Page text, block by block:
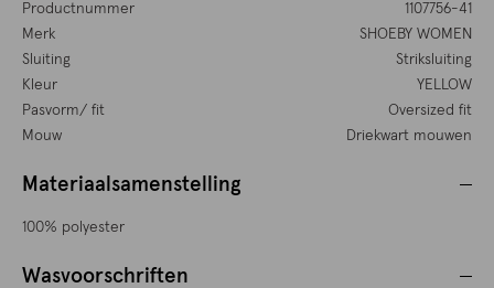
Productnummer
1107756-41
Merk
SHOEBY WOMEN
Sluiting
Striksluiting
Kleur
YELLOW
Pasvorm/ fit
Oversized fit
Mouw
Driekwart mouwen
Materiaalsamenstelling
100% polyester
Wasvoorschriften